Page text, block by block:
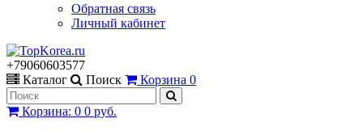
Обратная связь
Личный кабинет
+79060603577
Каталог
Поиск Корзина 0
Корзина: 0 0 руб.